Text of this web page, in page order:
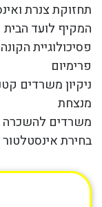
תחזוקת צנרת
המקיף לועד הבית
פסיכולוגיית
פרימיום
ניקיון משרדים
מנצחת
משרדים להשכרה
בחירת אינסטלטור בקרית גת: 6